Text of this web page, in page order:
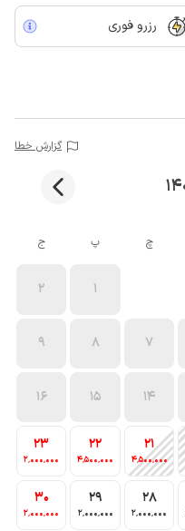
رزرو فوری
گزارش خطا
چ پ ج
1
2
7
8
9
14
15
16
21
4٬500٬000
22
4٬500٬000
23
2٬000٬000
28
2٬000٬000
29
2٬000٬000
30
2٬000٬000